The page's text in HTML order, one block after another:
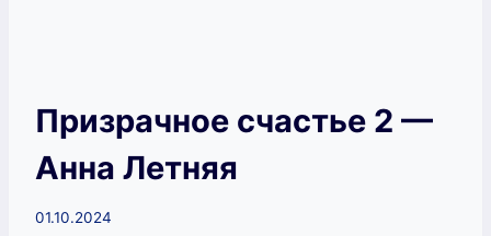
Призрачное счастье 2 —
Анна Летняя
01.10.2024